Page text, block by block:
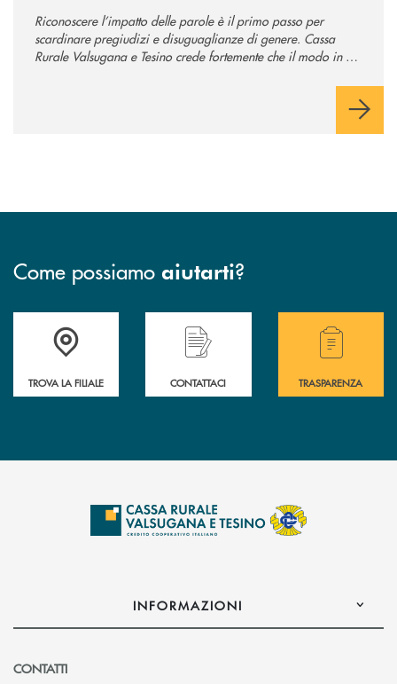
Riconoscere l’impatto delle parole è il primo passo per
scardinare pregiudizi e disuguaglianze di genere. Cassa
Rurale Valsugana e Tesino crede fortemente che il modo in cui
Come possiamo aiutarti?
Accedi all' elenco completo delle filiali .
TROVA LA FILIALE
Hai bisogno di assistenza immediata?
CONTATTACI
Hai bisogno di
TRASPARENZA
INFORMAZIONI
CONTATTI